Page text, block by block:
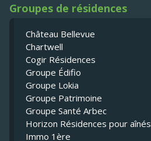
Groupes de résidences
Château Bellevue
Chartwell
Cogir Résidences
Groupe Édifio
Groupe Lokia
Groupe Patrimoine
Groupe Santé Arbec
Horizon Résidences pour aînés
Immo 1ère